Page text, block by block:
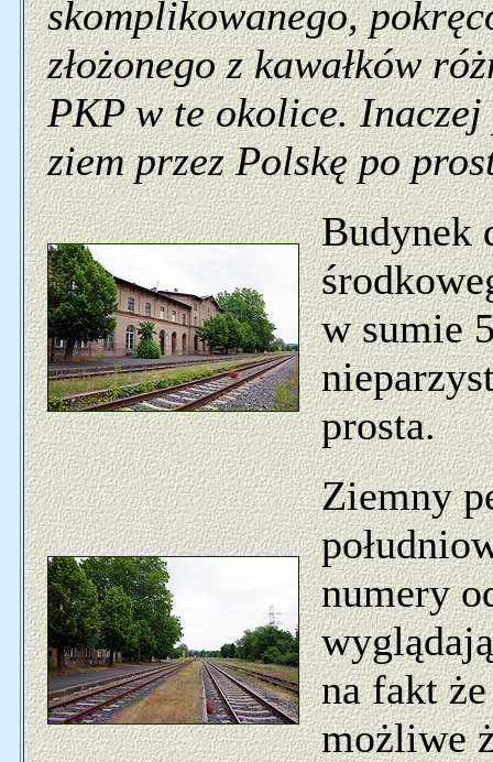
skomplikowanego,
złożonego z kawałków
PKP w te okolice.
ziem przez Polskę po
Budynek
w sumie
prosta.
Ziemny
numery
na fakt
możliwe